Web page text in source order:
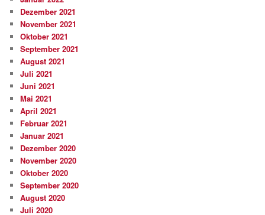
Dezember 2021
November 2021
Oktober 2021
September 2021
August 2021
Juli 2021
Juni 2021
Mai 2021
April 2021
Februar 2021
Januar 2021
Dezember 2020
November 2020
Oktober 2020
September 2020
August 2020
Juli 2020